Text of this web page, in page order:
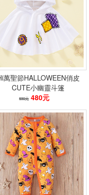
萬聖節HALLOWEEN俏皮
CUTE小幽靈斗篷
590元 480元